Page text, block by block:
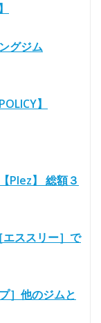
グジム
】
Plez】 総額３
ススリー］で
］他のジムと